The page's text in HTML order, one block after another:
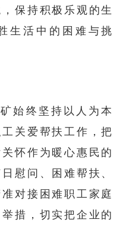
保持积极乐观的生
生活中的困难与挑
始终坚持以人为本
关爱帮扶工作，把
怀作为暖心惠民的
慰问、困难帮扶、
对接困难职工家庭
措，切实把企业的